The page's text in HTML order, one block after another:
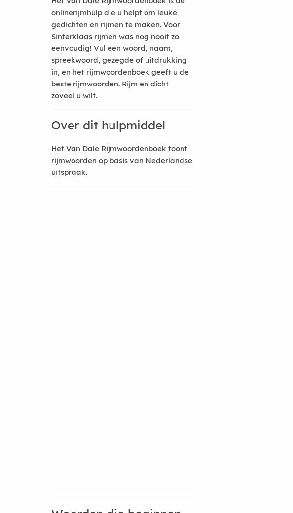
onlinerijmhulp die u helpt om leuke
gedichten en rijmen te maken. Voor
Sinterklaas rijmen was nog nooit zo
eenvoudig! Vul een woord, naam,
spreekwoord, gezegde of uitdrukking
in, en het rijmwoordenboek geeft u de
beste rijmwoorden. Rijm en dicht
zoveel u wilt.
Over dit hulpmiddel
Het Van Dale Rijmwoordenboek toont
rijmwoorden op basis van Nederlandse
uitspraak.